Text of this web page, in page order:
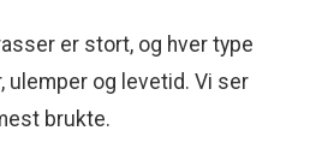
er stort, og hver type
ulemper og levetid. Vi ser
brukte.